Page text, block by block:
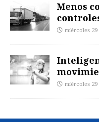
Menos
miércoles
miércoles